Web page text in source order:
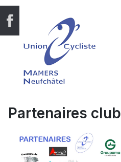
Partenaires club